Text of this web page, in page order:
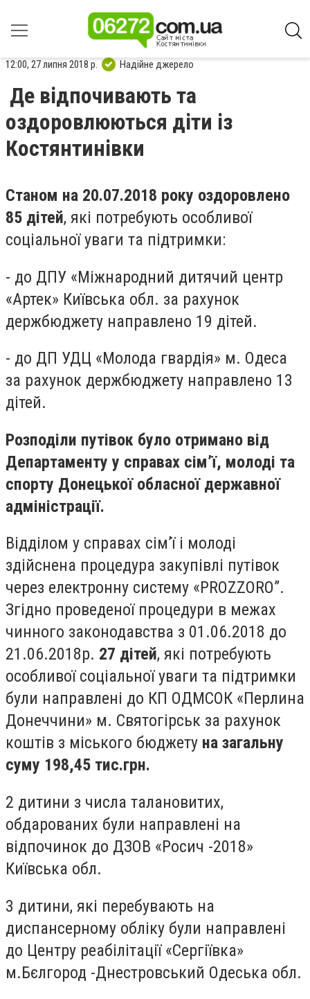
12:00, 27 липня 2018 р. Надійне джерело
Де відпочивають та
оздоровлюються діти із
Костянтинівки
Станом на 20.07.2018 року оздоровлено
85 дітей, які потребують особливої
соціальної уваги та підтримки:
- до ДПУ «Міжнародний дитячий центр
«Артек» Київська обл. за рахунок
держбюджету направлено 19 дітей.
- до ДП УДЦ «Молода гвардія» м. Одеса
за рахунок держбюджету направлено 13
дітей.
Розподіли путівок було отримано від
Департаменту у справах сім’ї, молоді та
спорту Донецької обласної державної
адміністрації.
Відділом у справах сім’ї і молоді
здійснена процедура закупівлі путівок
через електронну систему «PROZZORO”.
Згідно проведеної процедури в межах
чинного законодавства з 01.06.2018 до
21.06.2018р. 27 дітей, які потребують
особливої соціальної уваги та підтримки
були направлені до КП ОДМСОК «Перлина
Донеччини» м. Святогірськ за рахунок
коштів з міського бюджету на загальну
суму 198,45 тис.грн.
2 дитини з числа талановитих,
обдарованих були направлені на
відпочинок до ДЗОВ «Росич -2018»
Київська обл.
3 дитини, які перебувають на
диспансерному обліку були направлені
до Центру реабілітації «Сергіївка»
м.Бєлгород -Днестровський Одеська обл.